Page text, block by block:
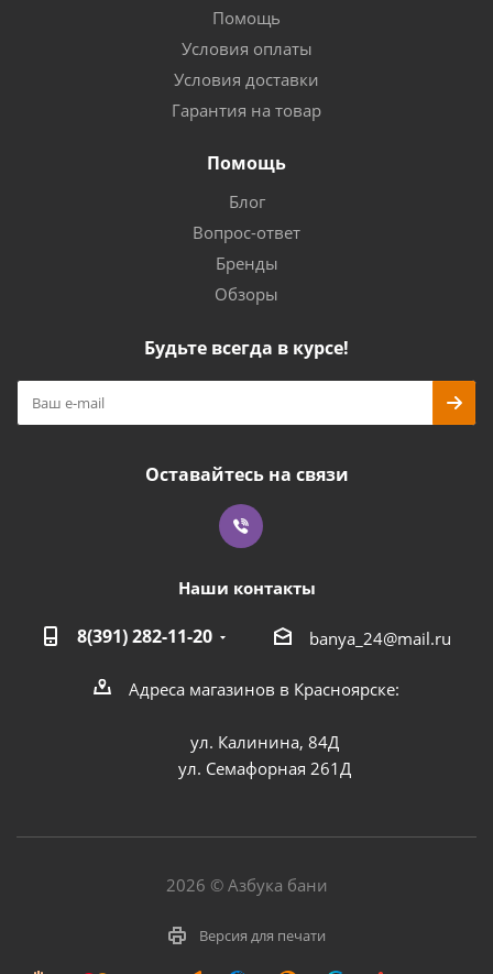
Помощь
Условия оплаты
Условия доставки
Гарантия на товар
Помощь
Блог
Вопрос-ответ
Бренды
Обзоры
Будьте всегда в курсе!
Оставайтесь на связи
Наши контакты
8(391) 282-11-20 banya_24@mail.ru
Адреса магазинов в Красноярске:
ул. Калинина, 84Д
ул. Семафорная 261Д
2026 © Азбука бани
Версия для печати